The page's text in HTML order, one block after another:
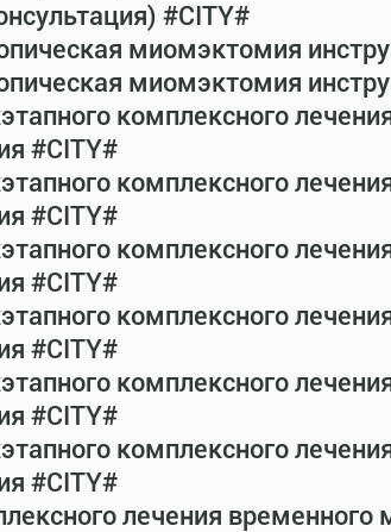
#CITY#
миомэктомия
миомэктомия
комплексного
#CITY#
комплексного
#CITY#
комплексного
#CITY#
комплексного
#CITY#
комплексного
#CITY#
комплексного
#CITY#
лечения